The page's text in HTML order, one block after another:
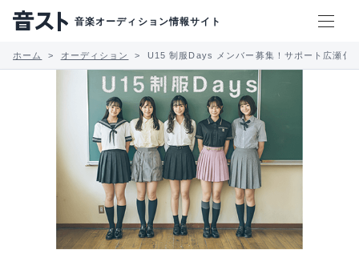
音楽オーディション情報サイト
ホーム オーディション U15 制服Days メンバー募集！サポート広瀬仁